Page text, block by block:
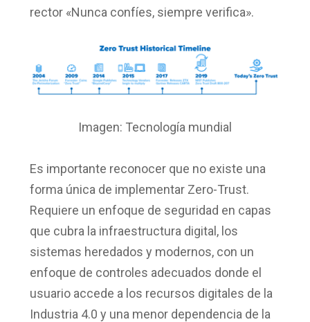
rector «Nunca confíes, siempre verifica».
Imagen: Tecnología mundial
Es importante reconocer que no existe una
forma única de implementar Zero-Trust.
Requiere un enfoque de seguridad en capas
que cubra la infraestructura digital, los
sistemas heredados y modernos, con un
enfoque de controles adecuados donde el
usuario accede a los recursos digitales de la
Industria 4.0 y una menor dependencia de la